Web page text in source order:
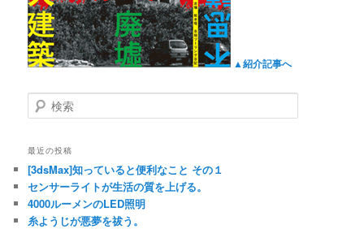
▲紹介記事へ
検
索
最近の投稿
[3dsMax]知っていると便利なこと その１
センサーライトが生活の質を上げる。
4000ルーメンのLED照明
糸ようじが悪夢を祓う。